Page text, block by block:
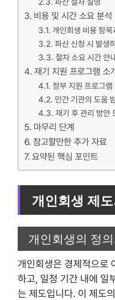
비용 및 시간 소요 분석
개인회생 비용 항목
파산 신청 시 발생
절차 소요 시간 안
재기 지원 프로그램 소
정부 지원 프로그램
민간 기관의 도움
재기 후 관리 방안
마무리 단계
참고할만한 추가 자료
요약된 핵심 포인트
개인회생 제
개인회생의 정
개인회생은 경제적으로
하고, 일정 기간 내에 일
는 제도입니다. 이 제도